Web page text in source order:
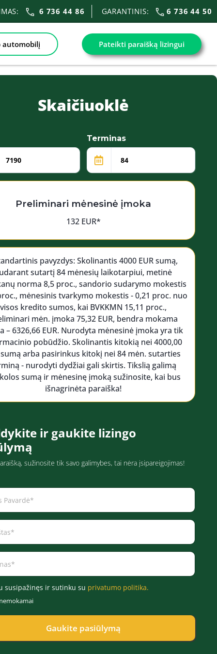
6 736 44 86 GARANTINIS: 6 736 44 50
automobilį Pateikti paraišką lizingui
Skaičiuoklė
Terminas
Preliminari mėnesinė įmoka
132 EUR*
pavyzdys: Skolinantis 4000 EUR sumą,
sutartį 84 mėnesių laikotarpiui, metinė
norma 8,5 proc., sandorio sudarymo mokestis
mėnesinis tvarkymo mokestis - 0,21 proc. nuo
visos kredito sumos, kai BVKKMN 15,11 proc.,
mėn. įmoka 75,32 EUR, bendra mokama
– 6326,66 EUR. Nurodyta mėnesinė įmoka yra tik
pobūdžio. Skolinantis kitokią nei 4000,00
arba pasirinkus kitokį nei 84 mėn. sutarties
- nurodyti dydžiai gali skirtis. Tikslią galimą
sumą ir mėnesinę įmoką sužinosite, kai bus
išnagrinėta paraiška!
ir gaukite lizingo
sužinosite tik savo galimybes, tai nėra įsipareigojimas!
susipažinęs ir sutinku su privatumo politika.
Gaukite pasiūlymą